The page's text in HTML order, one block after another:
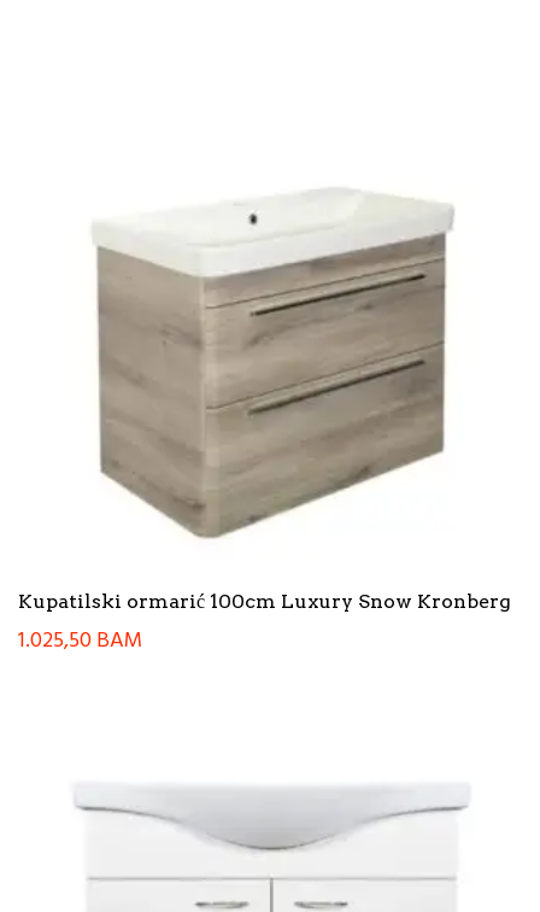
Kupatilski ormarić 100cm Luxury Snow Kronberg
1.025,50BAM